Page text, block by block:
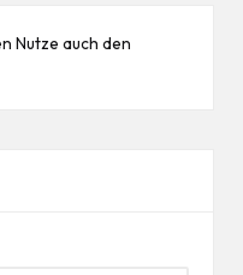
Nutze auch den